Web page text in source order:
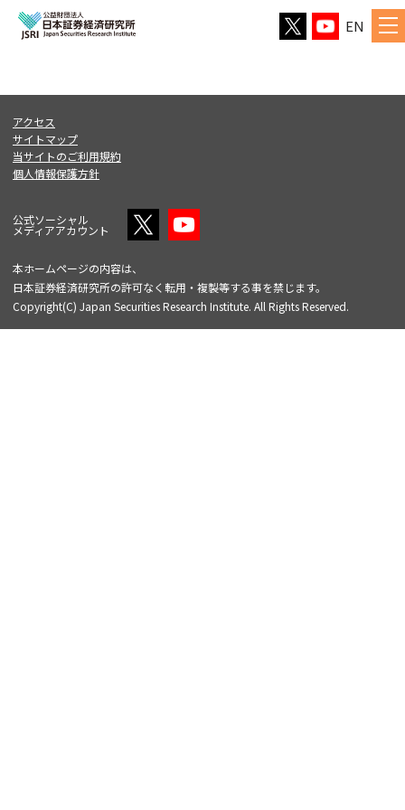
EN
アクセス
サイトマップ
当サイトのご利用規約
個人情報保護方針
公式ソーシャル
メディアアカウント
本ホームページの内容は、
日本証券経済研究所の許可なく転用・複製等する事を禁じます。
Copyright(C) Japan Securities Research Institute. All Rights Reserved.